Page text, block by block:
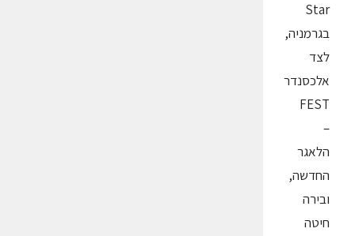
Star
בגרמניה,
לצד
אלכסנדר
FEST
–
הלאגר
החדשה,
ובירה
חיטה